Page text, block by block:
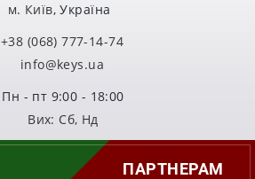
м. Київ, Україна
+38 (068) 777-14-74
info@keys.ua
Пн - пт 9:00 - 18:00
Вих: Сб, Нд
ПАРТНЕРАМ